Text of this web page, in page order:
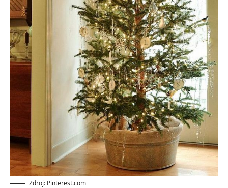
Zdroj: Pinterest.com